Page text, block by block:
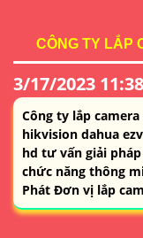
CÔNG TY LẮP
3/17/2023
Công ty lắp
hikvision dahua
hd tư vấn giải
chức năng thông
Phát Đơn vị lắp